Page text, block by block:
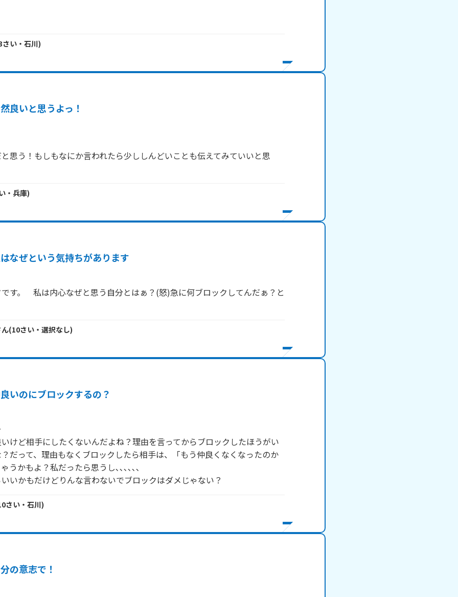
さい・ 石川)
良いと思うよっ！
思う！もしもなにか言われたら少ししんどいことも伝えてみていいと思
・ 兵庫)
なぜという気持ちがあります
す。　私は内心なぜと思う自分とはぁ？(怒)急に何ブロックしてんだぁ？と
(10さい・ 選択なし)
いのにブロックするの？
けど相手にしたくないんだよね？理由を言ってからブロックしたほうがい
だって、理由もなくブロックしたら相手は、「もう仲良くなくなったのか
うかもよ？私だったら思うし､､､､､､
いかもだけどりんな言わないでブロックはダメじゃない？
さい・ 石川)
の意志で！